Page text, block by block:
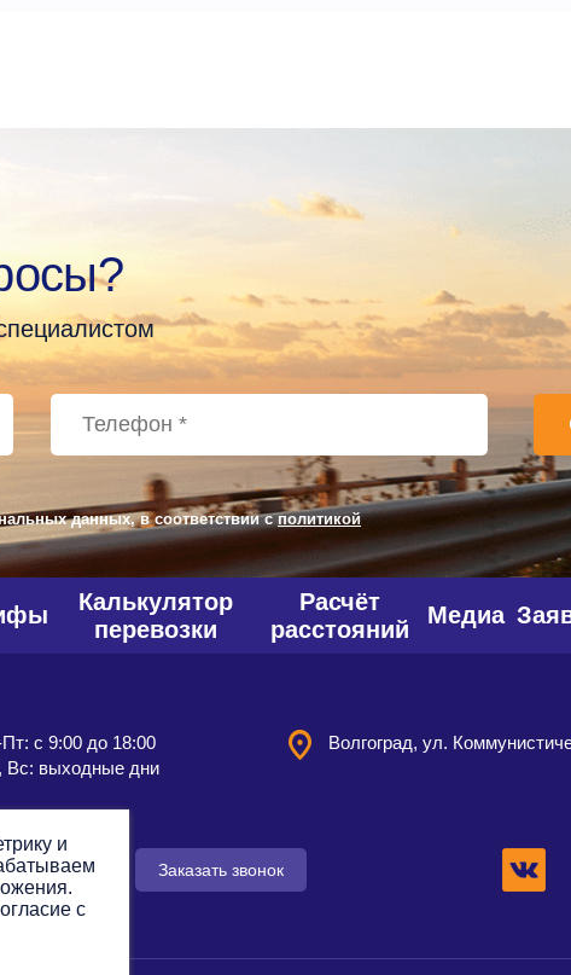
данных, в соответствии сполитикой
Калькулятор
перевозки
Расчёт
расстояний
Медиа
с 9:00 до 18:00
Вс: выходные дни
Волгоград, ул.
заявку Заказать звонок
и
с